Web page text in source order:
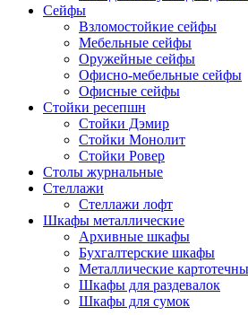
Сейфы
Взломостойкие сейфы
Мебельные сейфы
Оружейные сейфы
Офисно-мебельные сейфы
Офисные сейфы
Стойки ресепшн
Стойки Дэмир
Стойки Монолит
Стойки Ровер
Столы журнальные
Стеллажи
Стеллажи лофт
Шкафы металлические
Архивные шкафы
Бухгалтерские шкафы
Металлические
Шкафы для раздевалок
Шкафы для сумок